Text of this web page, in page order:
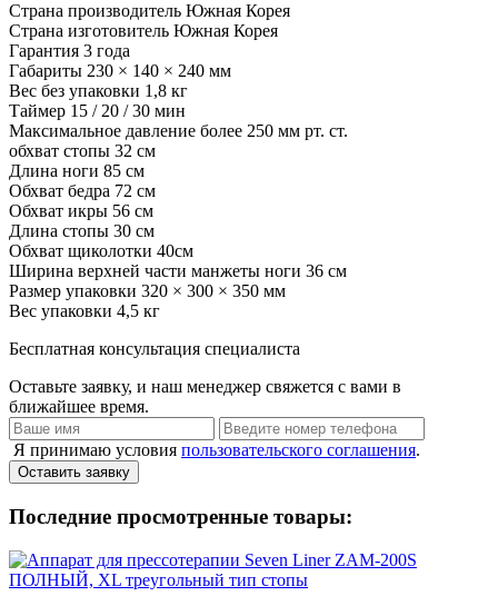
Страна производитель Южная Корея
Страна изготовитель Южная Корея
Гарантия 3 года
Габариты 230 × 140 × 240 мм
Вес без упаковки 1,8 кг
Таймер 15 / 20 / 30 мин
Максимальное давление более 250 мм рт. ст.
обхват стопы 32 см
Длина ноги 85 см
Обхват бедра 72 см
Обхват икры 56 см
Длина стопы 30 см
Обхват щиколотки 40см
Ширина верхней части манжеты ноги 36 см
Размер упаковки 320 × 300 × 350 мм
Вес упаковки 4,5 кг
Бесплатная консультация специалиста
Оставьте заявку, и наш менеджер свяжется с вами в
ближайшее время.
Я принимаю условия пользовательского соглашения.
Оставить заявку
Последние просмотренные товары: